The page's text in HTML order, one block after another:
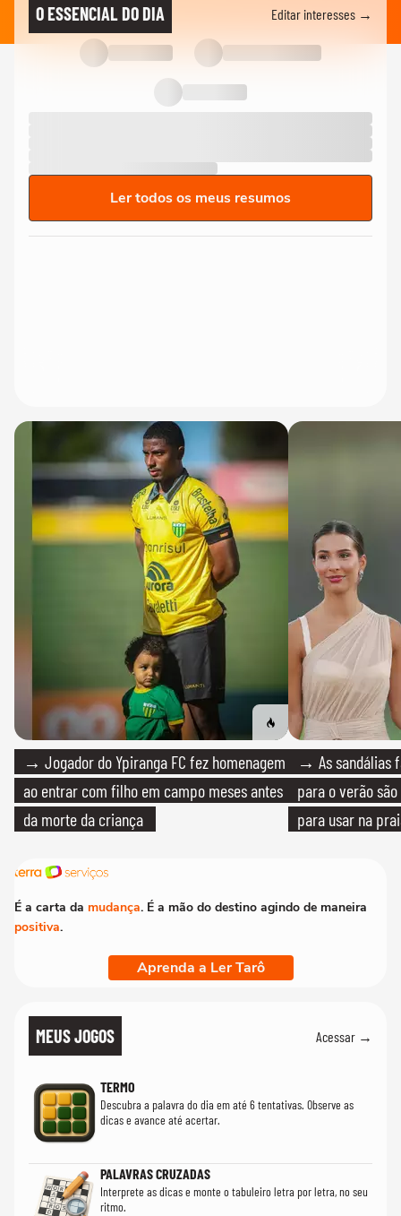
O ESSENCIAL DO DIA Editar interesses →
Ler todos os meus resumos
→ Jogador do Ypiranga FC fez homenagem
ao entrar com filho em campo meses antes
da morte da criança
→ As sandálias
para o verão
para usar na
É a carta da mudança. É a mão do destino agindo de maneira
positiva.
Aprenda a Ler Tarô
MEUS JOGOS Acessar →
TERMO
Descubra a palavra do dia em até 6 tentativas. Observe as
dicas e avance até acertar.
PALAVRAS CRUZADAS
Interprete as dicas e monte o tabuleiro letra por letra, no seu
ritmo.